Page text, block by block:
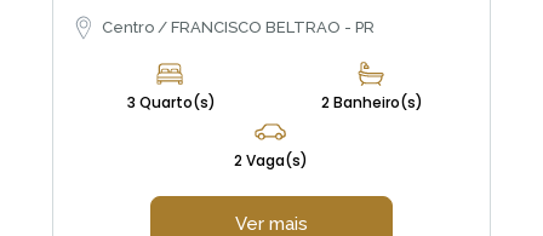
Centro / FRANCISCO BELTRAO - PR
3 Quarto(s) 2 Banheiro(s)
2 Vaga(s)
Ver mais